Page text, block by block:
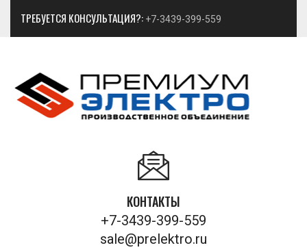
ТРЕБУЕТСЯ КОНСУЛЬТАЦИЯ?: +7-3439-399-559
КОНТАКТЫ
+7-3439-399-559
sale@prelektro.ru